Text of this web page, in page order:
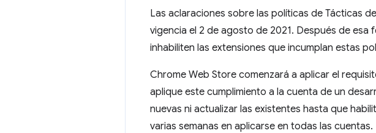
Las aclaraciones sobre las políticas de Tácticas
vigencia el 2 de agosto de 2021. Después de
inhabiliten las extensiones que incumplan estas
Chrome Web Store comenzará a aplicar el
aplique este cumplimiento a la cuenta de un
nuevas ni actualizar las existentes hasta que
varias semanas en aplicarse en todas las cuentas.